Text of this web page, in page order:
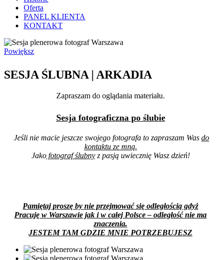
Oferta
PANEL KLIENTA
KONTAKT
Powiększ
SESJA ŚLUBNA | ARKADIA
Zapraszam do oglądania materiału.
Sesja fotograficzna po ślubie
Jeśli nie macie jeszcze swojego fotografa to zapraszam Was do
kontaktu ze mną.
Jakofotograf ślubnyz pasją uwiecznię Wasz dzień!
Pamiętaj proszę by nie przejmować się odległością gdyż
Pracuję w Warszawie jak i w całej Polsce – odległość nie ma
znaczenia.
JESTEM TAM GDZIE MNIE POTRZEBUJESZ